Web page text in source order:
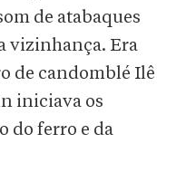
de atabaques
vizinhança. Era
de candomblé Ilê
iniciava os
do ferro e da